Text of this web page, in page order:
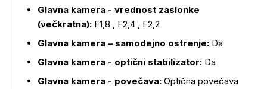
Več o izdelku
Glavna kamera - vrednost zaslonke
(večkratna): F1,8 , F2,4 , F2,2
Glavna kamera – samodejno ostrenje: Da
Glavna kamera - optični stabilizator: Da
Glavna kamera - povečava: Optična povečava